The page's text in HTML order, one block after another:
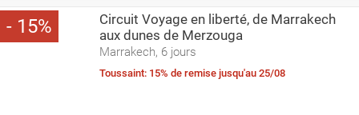
15
Circuit Voyage en liberté, de Marrakech
aux dunes de Merzouga
Marrakech, 6 jours
Toussaint: 15% de remise jusqu'au 25/08